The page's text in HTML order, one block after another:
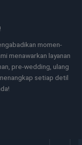
momen-
menawarkan layanan
pre-wedding, ulang
setiap detil